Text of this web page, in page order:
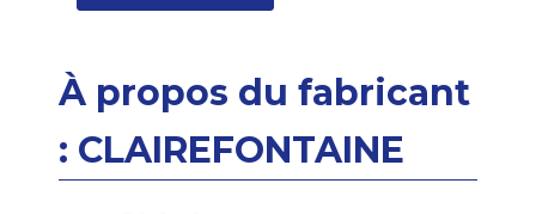
À propos du fabricant
: CLAIREFONTAINE